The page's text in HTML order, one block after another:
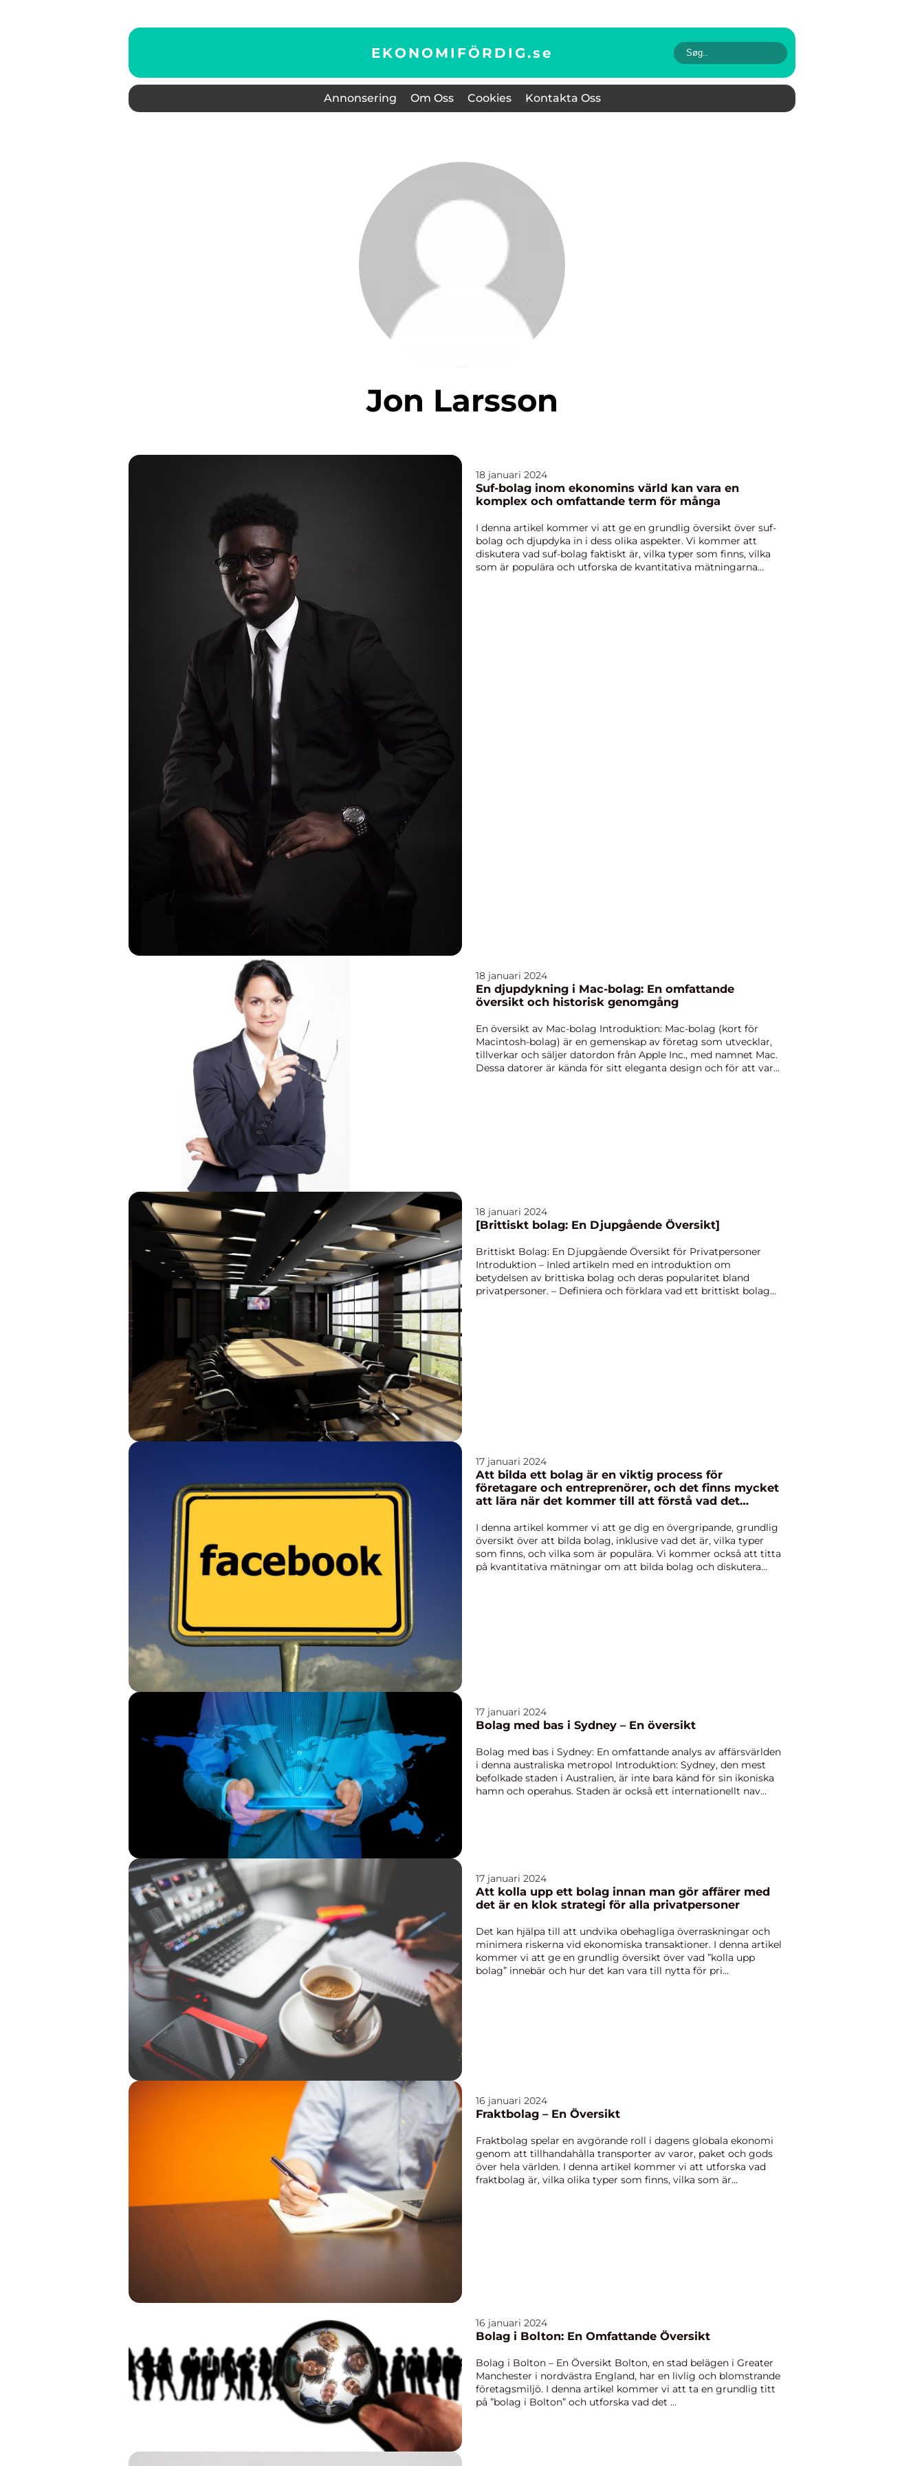
EKONOMIFÖRDIG.se
Annonsering Om Oss Cookies Kontakta Oss
Jon Larsson
18 januari 2024
Suf-bolag inom ekonomins värld kan vara en
komplex och omfattande term för många
I denna artikel kommer vi att ge en grundlig översikt över suf-
bolag och djupdyka in i dess olika aspekter. Vi kommer att
diskutera vad suf-bolag faktiskt är, vilka typer som finns, vilka
som är populära och utforska de kvantitativa mätningarna
18 januari 2024
En djupdykning i Mac-bolag: En omfattande
översikt och historisk genomgång
En översikt av Mac-bolag Introduktion: Mac-bolag (kort för
Macintosh-bolag) är en gemenskap av företag som utvecklar,
tillverkar och säljer datordon från Apple Inc., med namnet Mac.
Dessa datorer är kända för sitt eleganta design och för att vara
18 januari 2024
[Brittiskt bolag: En Djupgående Översikt]
Brittiskt Bolag: En Djupgående Översikt för Privatpersoner
Introduktion – Inled artikeln med en introduktion om
betydelsen av brittiska bolag och deras popularitet bland
privatpersoner. – Definiera och förklara vad ett brittiskt bolag
17 januari 2024
Att bilda ett bolag är en viktig process för
företagare och entreprenörer, och det finns mycket
att lära när det kommer till att förstå vad det
I denna artikel kommer vi att ge dig en övergripande, grundlig
översikt över att bilda bolag, inklusive vad det är, vilka typer
som finns, och vilka som är populära. Vi kommer också att titta
på kvantitativa mätningar om att bilda bolag och diskutera...
17 januari 2024
Bolag med bas i Sydney – En översikt
Bolag med bas i Sydney: En omfattande analys av affärsvärlden
i denna australiska metropol Introduktion: Sydney, den mest
befolkade staden i Australien, är inte bara känd för sin ikoniska
hamn och operahus. Staden är också ett internationellt nav
17 januari 2024
Att kolla upp ett bolag innan man gör affärer med
det är en klok strategi för alla privatpersoner
Det kan hjälpa till att undvika obehagliga överraskningar och
minimera riskerna vid ekonomiska transaktioner. I denna artikel
kommer vi att ge en grundlig översikt över vad ”kolla upp
bolag” innebär och hur det kan vara till nytta för pri...
16 januari 2024
Fraktbolag – En Översikt
Fraktbolag spelar en avgörande roll i dagens globala ekonomi
genom att tillhandahålla transporter av varor, paket och gods
över hela världen. I denna artikel kommer vi att utforska vad
fraktbolag är, vilka olika typer som finns, vilka som är
16 januari 2024
Bolag i Bolton: En Omfattande Översikt
Bolag i Bolton – En Översikt Bolton, en stad belägen i Greater
Manchester i nordvästra England, har en livlig och blomstrande
företagsmiljö. I denna artikel kommer vi att ta en grundlig titt
på ”bolag i Bolton” och utforska vad det ...